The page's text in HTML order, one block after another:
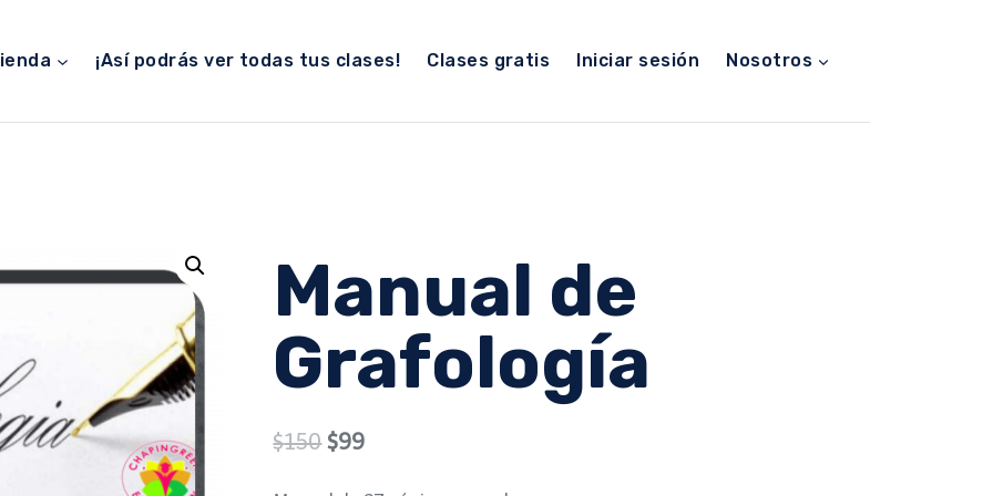
¡Así podrás ver todas tus clases! Clases gratis Iniciar sesión Nosotros
Manual de
Grafología
$150 Original
$99Current